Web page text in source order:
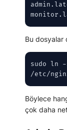
Bu dosyalar
sudo ln
/etc/
Böylece
çok daha